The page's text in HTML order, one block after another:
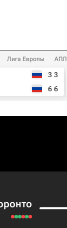
Лига Европы АПЛ
3 3
6 6